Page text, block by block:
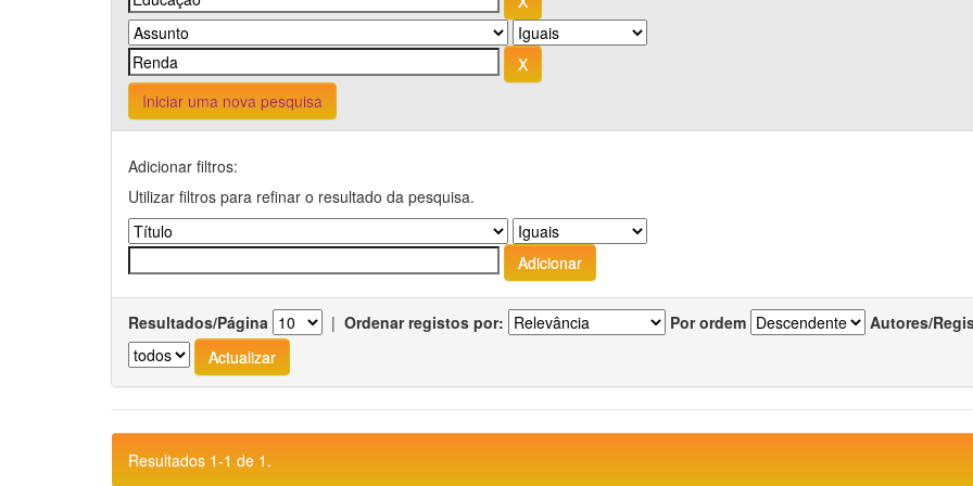
Iniciar uma nova pesquisa
Adicionar filtros:
Utilizar filtros para refinar o resultado da pesquisa.
Resultados/Página | Ordenar registos por: Por ordem Autores/
Resultados 1-1 de 1.